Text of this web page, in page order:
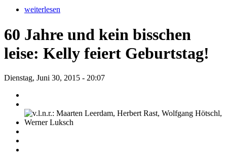
weiterlesen
60 Jahre und kein bisschen
leise: Kelly feiert Geburtstag!
Dienstag, Juni 30, 2015 - 20:07